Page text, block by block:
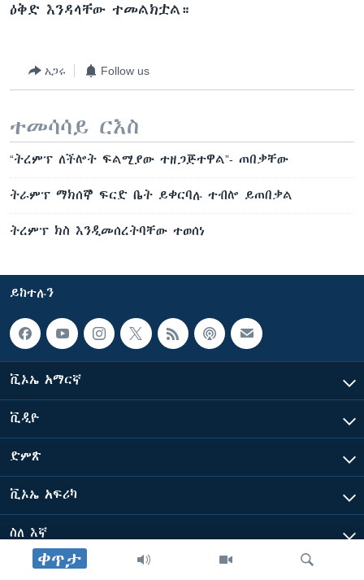
ቀጥታ
ዕቅድ እንዳላቸው ተመልክቷል።
አጋሩ Follow us
ተመሳሳይ ርእስ
“ትረምፕ ለችሎት ፍልሚያው ተዘጋጅተዋል”- ጠበቃቸው
ትራምፕ ማክሰኞ ፍርድ ቤት ይቀርባሉ ተብሎ ይጠበቃል
ትረምፕ ክስ እንዲመሰረትባቸው ተወሰነ
ይከተሉን
ቪኦኤ አማርኛ
ቪዲዮ
ድምጽ
ቪኦኤ አፍሪካ
ስለ እኛ